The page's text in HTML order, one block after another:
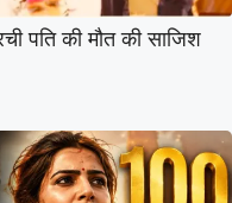
पति की मौत की साजिश